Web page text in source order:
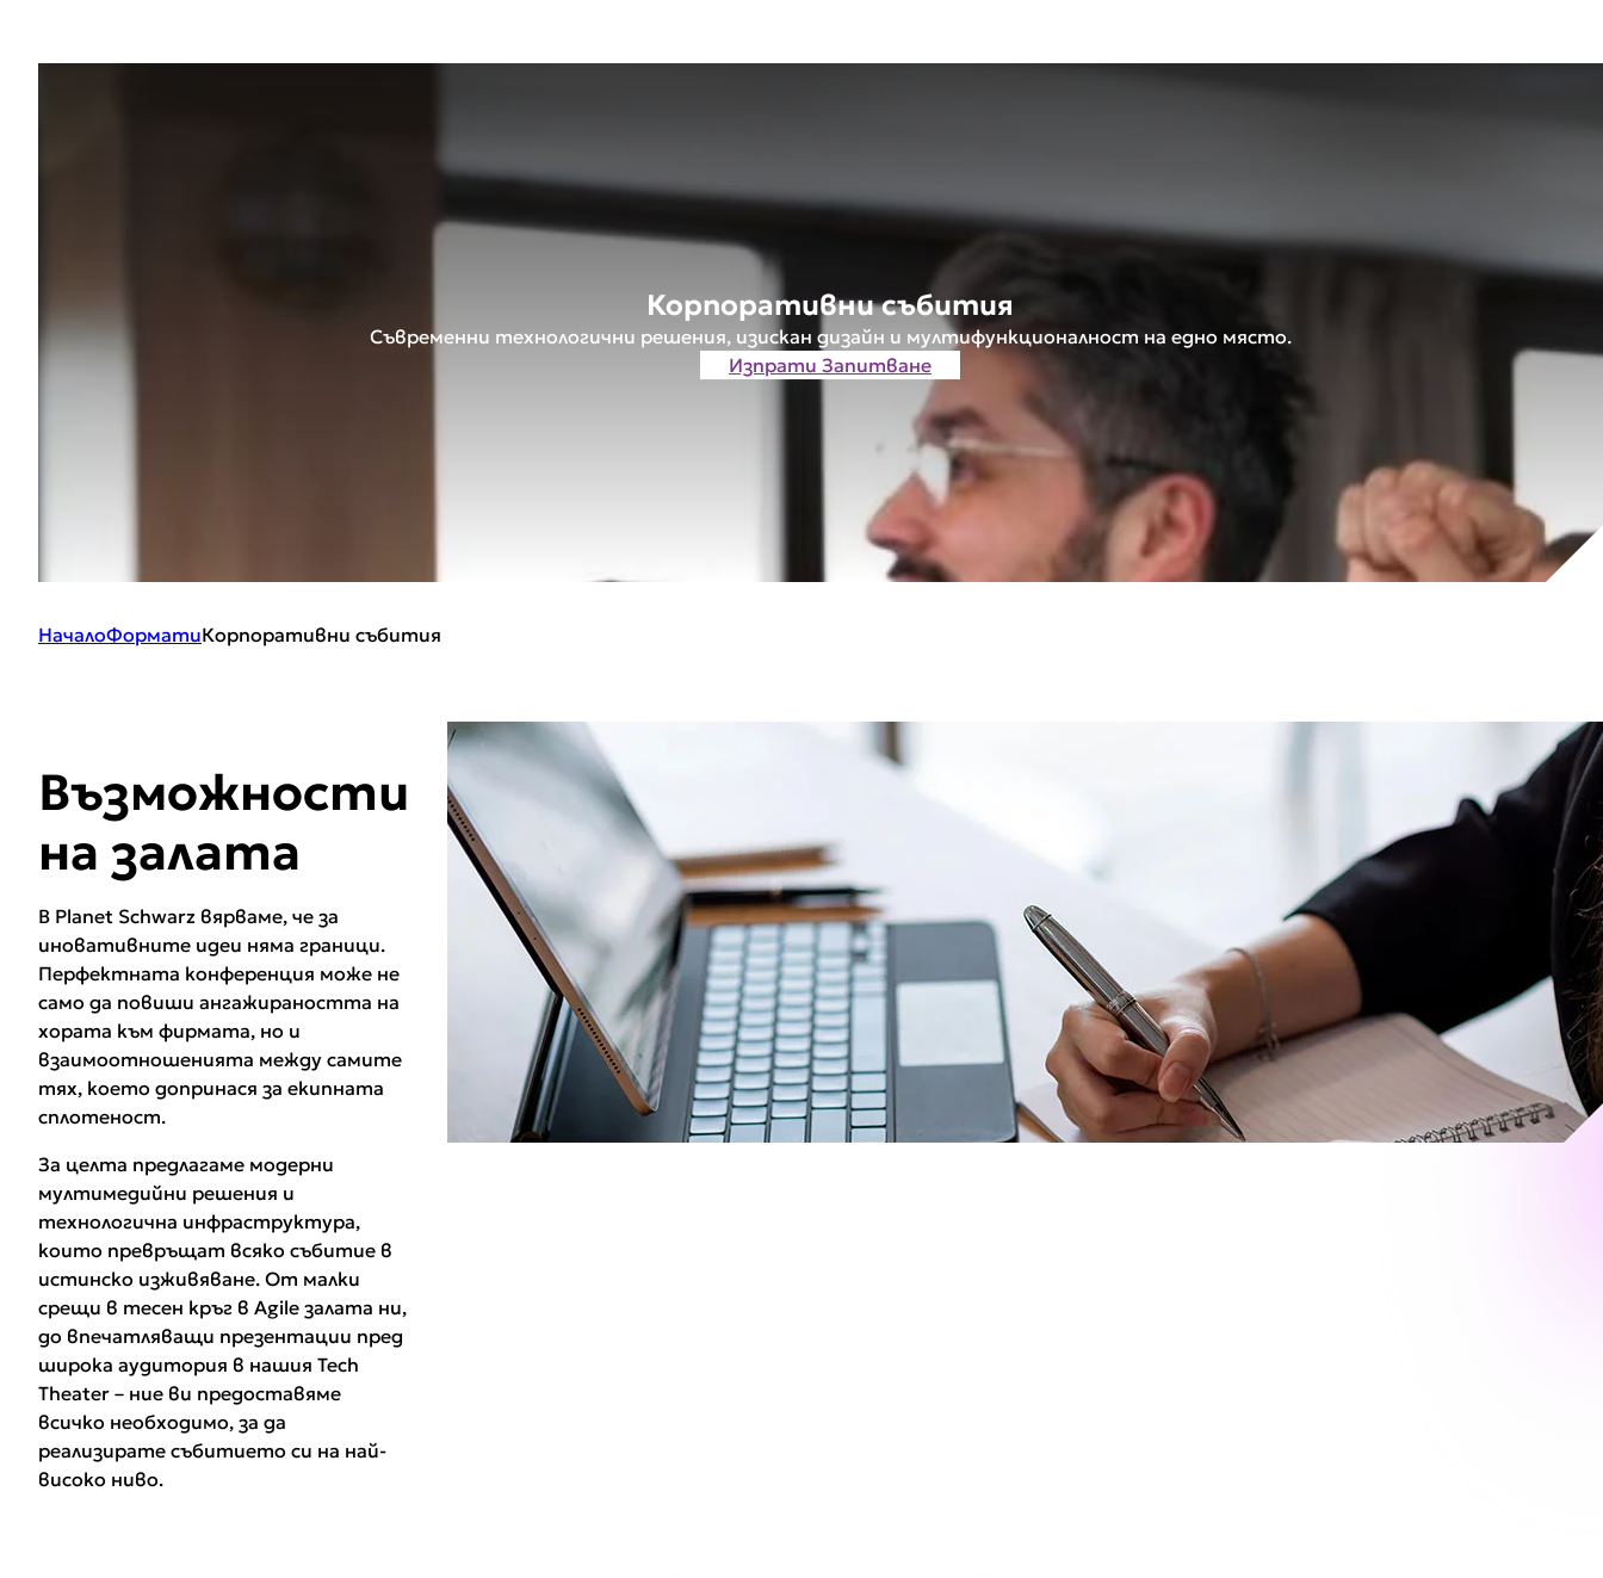
Корпоративни събития
Съвременни технологични решения, изискан дизайн и мултифункционалност на едно място.
Изпрати Запитване
НачалоФорматиКорпоративни събития
Възможности
на залата
В Planet Schwarz вярваме, че за
иновативните идеи няма граници.
Перфектната конференция може не
само да повиши ангажираността на
хората към фирмата, но и
взаимоотношенията между самите
тях, което допринася за екипната
сплотеност.
За целта предлагаме модерни
мултимедийни решения и
технологична инфраструктура,
които превръщат всяко събитие в
истинско изживяване. От малки
срещи в тесен кръг в Agile залата ни,
до впечатляващи презентации пред
широка аудитория в нашия Tech
Theater – ние ви предоставяме
всичко необходимо, за да
реализирате събитието си на най-
високо ниво.